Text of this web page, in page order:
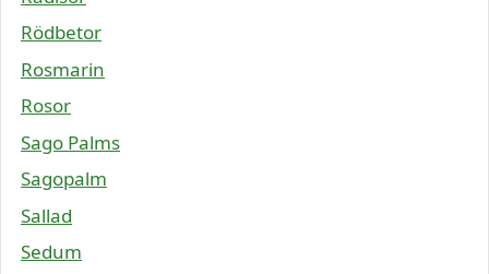
Rödbetor
Rosmarin
Rosor
Sago Palms
Sagopalm
Sallad
Sedum